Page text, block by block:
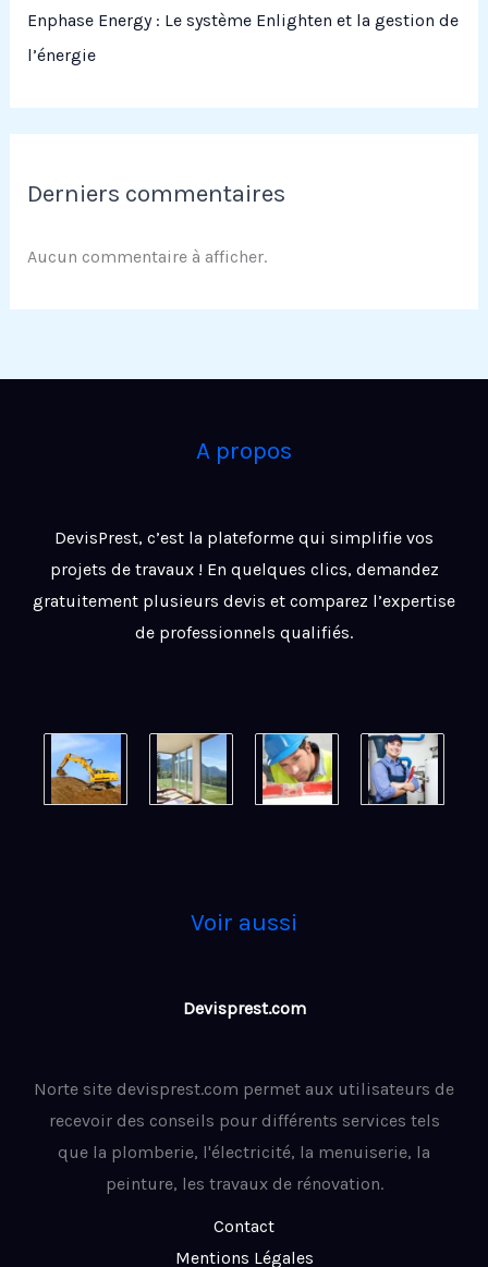
Enphase Energy : Le système Enlighten et la gestion de
l’énergie
Derniers commentaires
Aucun commentaire à afficher.
A propos
DevisPrest, c’est la plateforme qui simplifie vos
projets de travaux ! En quelques clics, demandez
gratuitement plusieurs devis et comparez l’expertise
de professionnels qualifiés.
Voir aussi
Devisprest.com
Norte site devisprest.com permet aux utilisateurs de
recevoir des conseils pour différents services tels
que la plomberie, l'électricité, la menuiserie, la
peinture, les travaux de rénovation.
Contact
Mentions Légales